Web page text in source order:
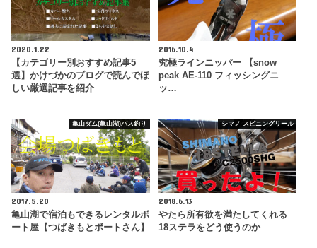
2020.1.22
【カテゴリー別おすすめ記事5
選】かけづかのブログで読んでほ
しい厳選記事を紹介
2016.10.4
究極ラインニッパー 【snow
peak AE-110 フィッシングニ
ッ…
亀山ダム(亀山湖)バス釣り
2017.5.20
亀山湖で宿泊もできるレンタルボ
ート屋【つばきもとボートさん】
シマノ スピニングリール
2018.6.13
やたら所有欲を満たしてくれる
18ステラをどう使うのか